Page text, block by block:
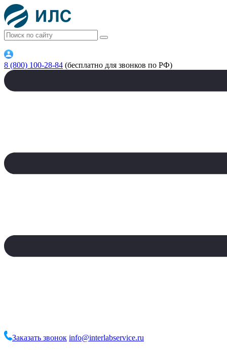
8 (800) 100-28-84 (бесплатно для звонков по РФ)
Заказать звонок info@interlabservice.ru